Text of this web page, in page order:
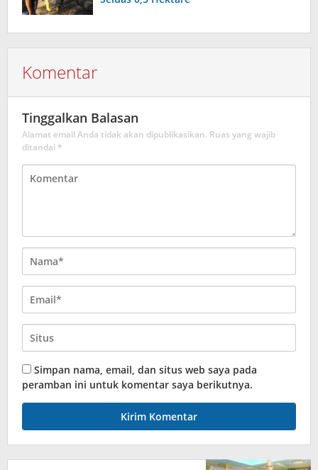
Komentar
Tinggalkan Balasan
Alamat email Anda tidak akan dipublikasikan. Ruas yang wajib
ditandai *
Simpan nama, email, dan situs web saya pada
peramban ini untuk komentar saya berikutnya.